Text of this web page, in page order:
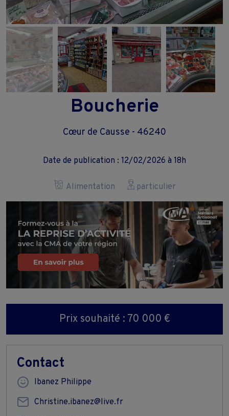
Boucherie
Cœur de Causse - 46240
Date de publication : 12/02/2026 à 18h
Alimentation particulier
Prix souhaité : 70 000 €
Contact
Ibanez Philippe
Christine.ibanez@live.fr